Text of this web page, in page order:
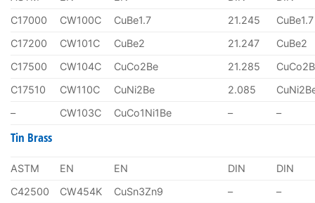
C17000
CW100C CuBe1.7 21.245
CuBe1.7
C17200
CW101C CuBe2 21.247
CuBe2
C17500
CW104C CuCo2Be 21.285
C17510
CW110C CuNi2Be 2.085
–
CW103C CuCo1Ni1Be – –
Tin Brass
ASTM EN EN DIN
DIN
C42500
CW454K CuSn3Zn9 –
–